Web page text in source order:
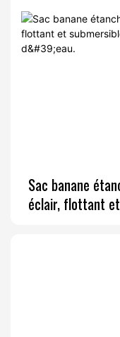
Sac banane
éclair, flottant